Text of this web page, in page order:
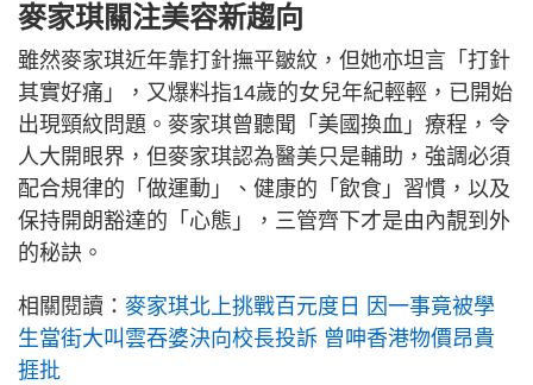
麥家琪關注美容新趨向
雖然麥家琪近年靠打針撫平皺紋，但她亦坦言「打針
其實好痛」，又爆料指14歲的女兒年紀輕輕，已開始
出現頸紋問題。麥家琪曾聽聞「美國換血」療程，令
人大開眼界，但麥家琪認為醫美只是輔助，強調必須
配合規律的「做運動」、健康的「飲食」習慣，以及
保持開朗豁達的「心態」，三管齊下才是由內靚到外
的秘訣。
相關閱讀： 麥家琪北上挑戰百元度日 因一事竟被學
生當街大叫雲吞婆決向校長投訴 曾呻香港物價昂貴
捱批